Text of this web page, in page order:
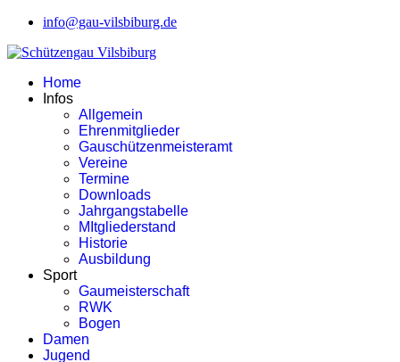
info@gau-vilsbiburg.de
Home
Infos
Allgemein
Ehrenmitglieder
Gauschützenmeisteramt
Vereine
Termine
Downloads
Jahrgangstabelle
MItgliederstand
Historie
Ausbildung
Sport
Gaumeisterschaft
RWK
Bogen
Damen
Jugend